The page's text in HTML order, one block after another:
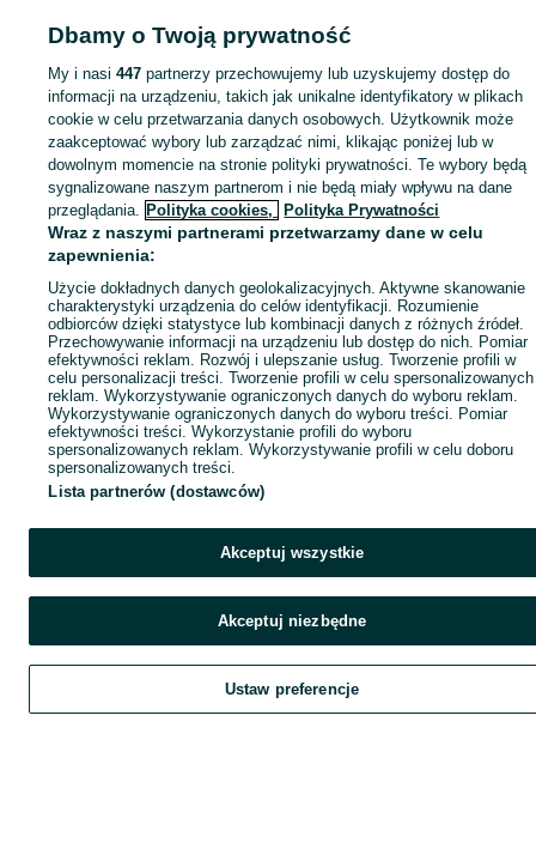
Mapa kategorii
Mapa miejscowości
Mapa ministron
Popularne wyszukiwania
Szukaj Obserwujesz Dodaj Czat
Dbamy o Twoją prywatność
My i nasi447 partnerzy przechowujemy lub uzyskujemy dostęp do
informacji na urządzeniu, takich jak unikalne identyfikatory w plikach
cookie w celu przetwarzania danych osobowych. Użytkownik może
zaakceptować wybory lub zarządzać nimi, klikając poniżej lub w
dowolnym momencie na stronie polityki prywatności. Te wybory będą
sygnalizowane naszym partnerom i nie będą miały wpływu na dane
przeglądania. Polityka cookies, Polityka Prywatności
Wraz z naszymi partnerami przetwarzamy dane w celu
zapewnienia:
Użycie dokładnych danych geolokalizacyjnych. Aktywne skanowanie
charakterystyki urządzenia do celów identyfikacji. Rozumienie
odbiorców dzięki statystyce lub kombinacji danych z różnych źródeł.
Przechowywanie informacji na urządzeniu lub dostęp do nich. Pomiar
efektywności reklam. Rozwój i ulepszanie usług. Tworzenie profili w
celu personalizacji treści. Tworzenie profili w celu spersonalizowanych
reklam. Wykorzystywanie ograniczonych danych do wyboru reklam.
Wykorzystywanie ograniczonych danych do wyboru treści. Pomiar
efektywności treści. Wykorzystanie profili do wyboru
spersonalizowanych reklam. Wykorzystywanie profili w celu doboru
spersonalizowanych treści.
Lista partnerów (dostawców)
Akceptuj wszystkie
Akceptuj niezbędne
Ustaw preferencje